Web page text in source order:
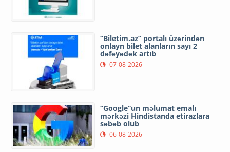
“Biletim.az” portalı üzərindən
onlayn bilet alanların sayı 2
dəfəyədək artıb
07-08-2026
“Google”un məlumat emalı
mərkəzi Hindistanda etirazlara
səbəb olub
06-08-2026